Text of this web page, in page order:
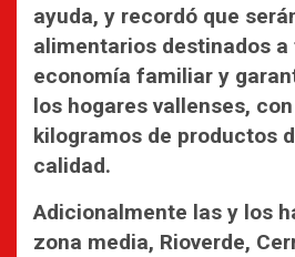
ayuda, y recordó que
alimentarios destinados
economía familiar y
los hogares vallenses,
kilogramos de productos
calidad.
Adicionalmente las y los
zona media, Rioverde,